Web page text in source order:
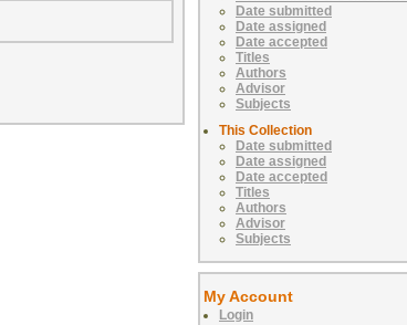
Date submitted
Date assigned
Date accepted
Titles
Authors
Advisor
Subjects
This Collection
Date submitted
Date assigned
Date accepted
Titles
Authors
Advisor
Subjects
My Account
Login